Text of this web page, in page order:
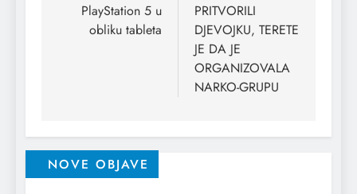
PlayStation 5 u
obliku tableta
PRITVORILI
DJEVOJKU, TERETE
JE DA JE
ORGANIZOVALA
NARKO-GRUPU
NOVE OBJAVE